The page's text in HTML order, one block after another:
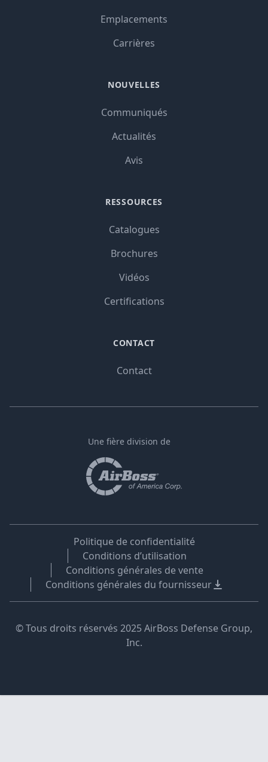
Emplacements
Carrières
NOUVELLES
Communiqués
Actualités
Avis
RESSOURCES
Catalogues
Brochures
Vidéos
Certifications
CONTACT
Contact
Une fière division de
Politique de confidentialité
Conditions d’utilisation
Conditions générales de vente
Conditions générales du fournisseur
© Tous droits réservés 2025 AirBoss Defense Group,
Inc.